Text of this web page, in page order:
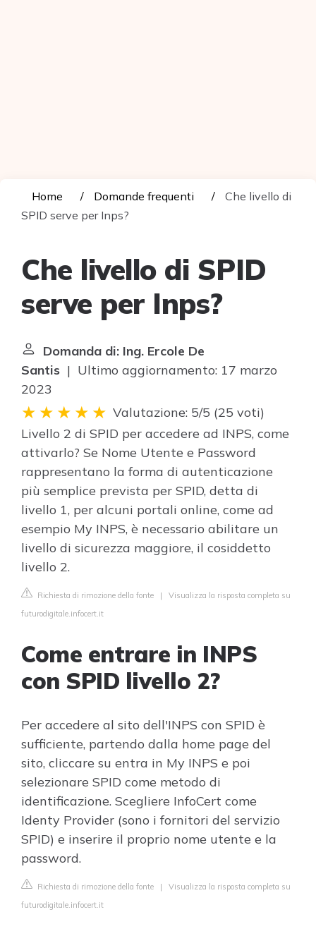
Home Domande frequenti
Che livello di
SPID serve per Inps?
Che livello di SPID
serve per Inps?
Domanda di: Ing. Ercole De
Santis | Ultimo aggiornamento: 17 marzo
2023
Valutazione: 5/5 (25 voti)
Livello 2 di SPID per accedere ad INPS, come
attivarlo? Se Nome Utente e Password
rappresentano la forma di autenticazione
più semplice prevista per SPID, detta di
livello 1, per alcuni portali online, come ad
esempio My INPS, è necessario abilitare un
livello di sicurezza maggiore, il cosiddetto
livello 2.
Richiesta di rimozione della fonte | Visualizza la risposta completa su
futurodigitale.infocert.it
Come entrare in INPS
con SPID livello 2?
Per accedere al sito dell'INPS con SPID è
sufficiente, partendo dalla home page del
sito, cliccare su entra in My INPS e poi
selezionare SPID come metodo di
identificazione. Scegliere InfoCert come
Identy Provider (sono i fornitori del servizio
SPID) e inserire il proprio nome utente e la
password.
Richiesta di rimozione della fonte | Visualizza la risposta completa su
futurodigitale.infocert.it